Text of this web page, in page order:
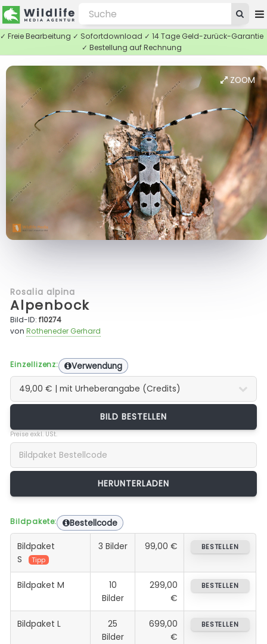
✓ Freie Bearbeitung ✓ Sofortdownload ✓ 14 Tage Geld-zurück-Garantie
✓ Bestellung auf Rechnung
ZOOM
Rosalia alpina
Alpenbock
Bild-ID:f10274
vonRotheneder Gerhard
Einzellizenz: Verwendung
BILD BESTELLEN
Preise exkl. USt.
Bildpakete: Bestellcode
Bildpaket
S
Tipp
3 Bilder 99,00 € BESTELLEN
Bildpaket M
10
Bilder
299,00
€
BESTELLEN
Bildpaket L
25
Bilder
699,00
€
BESTELLEN